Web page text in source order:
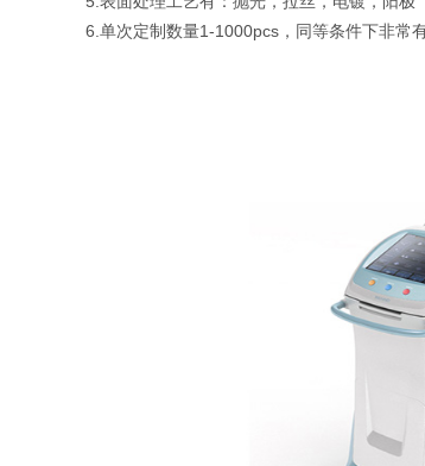
6.单次定制数量1-1000pcs，同等条件下非常